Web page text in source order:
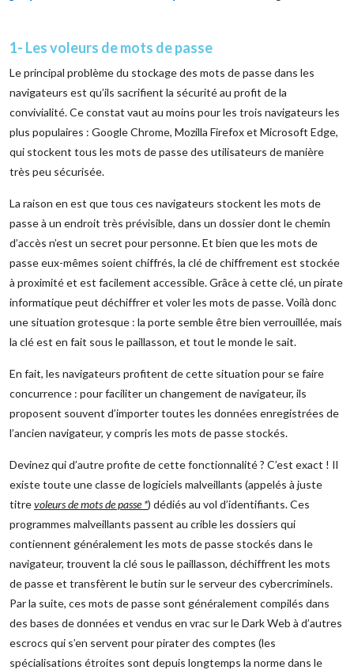
1- Les voleurs de mots de passe
Le principal problème du stockage des mots de passe dans les
navigateurs est qu’ils sacrifient la sécurité au profit de la
convivialité. Ce constat vaut au moins pour les trois navigateurs les
plus populaires : Google Chrome, Mozilla Firefox et Microsoft Edge,
qui stockent tous les mots de passe des utilisateurs de manière
très peu sécurisée.
La raison en est que tous ces navigateurs stockent les mots de
passe à un endroit très prévisible, dans un dossier dont le chemin
d’accès n’est un secret pour personne. Et bien que les mots de
passe eux-mêmes soient chiffrés, la clé de chiffrement est stockée
à proximité et est facilement accessible. Grâce à cette clé, un pirate
informatique peut déchiffrer et voler les mots de passe. Voilà donc
une situation grotesque : la porte semble être bien verrouillée, mais
la clé est en fait sous le paillasson, et tout le monde le sait.
En fait, les navigateurs profitent de cette situation pour se faire
concurrence : pour faciliter un changement de navigateur, ils
proposent souvent d’importer toutes les données enregistrées de
l’ancien navigateur, y compris les mots de passe stockés.
Devinez qui d’autre profite de cette fonctionnalité ? C’est exact ! Il
existe toute une classe de logiciels malveillants (appelés à juste
titrevoleurs de mots de passe *) dédiés au vol d’identifiants. Ces
programmes malveillants passent au crible les dossiers qui
contiennent généralement les mots de passe stockés dans le
navigateur, trouvent la clé sous le paillasson, déchiffrent les mots
de passe et transfèrent le butin sur le serveur des cybercriminels.
Par la suite, ces mots de passe sont généralement compilés dans
des bases de données et vendus en vrac sur le Dark Web à d’autres
escrocs qui s’en servent pour pirater des comptes (les
spécialisations étroites sont depuis longtemps la norme dans le